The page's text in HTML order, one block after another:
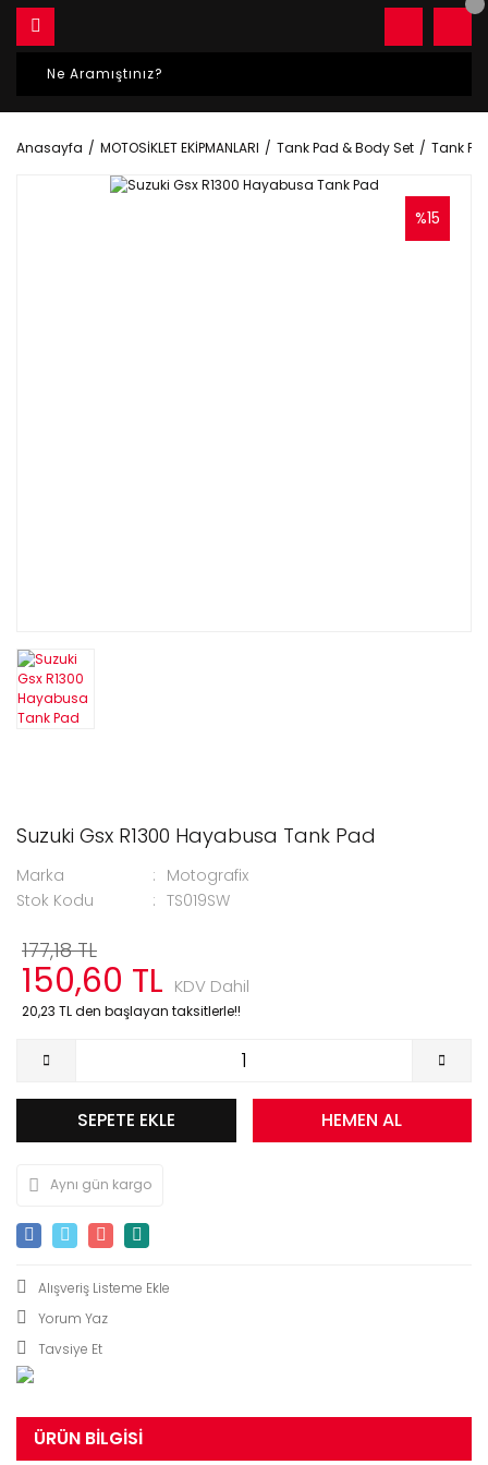
Anasayfa MOTOSİKLET EKİPMANLARI Tank Pad & Body Set Tank
%15
Suzuki Gsx R1300 Hayabusa Tank Pad
Marka
Motografix
Stok Kodu
TS019SW
177,18 TL
150,60 TL KDV Dahil
20,23 TL den başlayan taksitlerle!!
SEPETE EKLE HEMEN AL
Aynı gün kargo
Yorum Yaz
Tavsiye Et
ÜRÜN BILGISI